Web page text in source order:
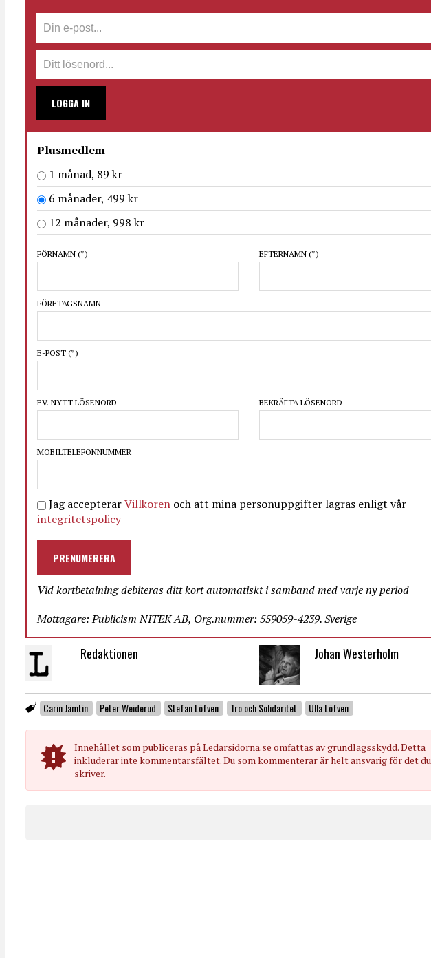
LOGGA IN
Plusmedlem
1 månad, 89 kr
6 månader, 499 kr
12 månader, 998 kr
FÖRNAMN (*) EFTERNAMN (*)
FÖRETAGSNAMN
E-POST (*)
EV. NYTT LÖSENORD BEKRÄFTA LÖSENORD
MOBILTELEFONNUMMER
Jag accepterarVillkoren och att mina personuppgifter lagras enligt vår
integritetspolicy
PRENUMERERA
Vid kortbetalning debiteras ditt kort automatiskt i samband med varje ny period
Mottagare: Publicism NITEK AB, Org.nummer: 559059-4239. Sverige
Redaktionen Johan Westerholm
Carin Jämtin Peter Weiderud Stefan Löfven Tro och Solidaritet Ulla Löfven
Innehållet som publiceras på Ledarsidorna.se omfattas av grundlagsskydd. Detta
inkluderar inte kommentarsfältet. Du som kommenterar är helt ansvarig för det du
skriver.